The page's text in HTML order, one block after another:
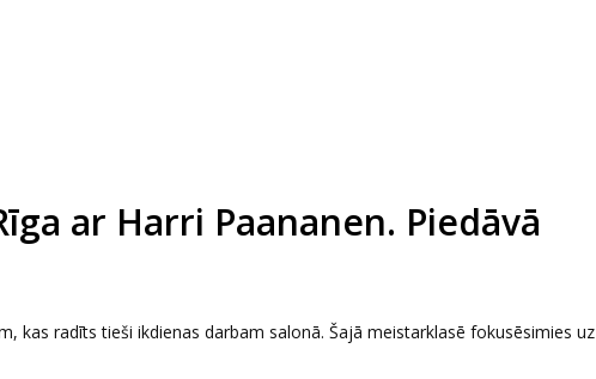
ar Harri Paananen. Piedāvā
kas radīts tieši ikdienas darbam salonā. Šajā meistarklasē fokusēsimies uz